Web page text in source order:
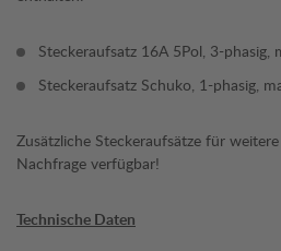
Steckeraufsatz 16A 5Pol, 3-phasig,
Steckeraufsatz Schuko, 1-phasig,
Zusätzliche Steckeraufsätze für
Nachfrage verfügbar!
Technische Daten